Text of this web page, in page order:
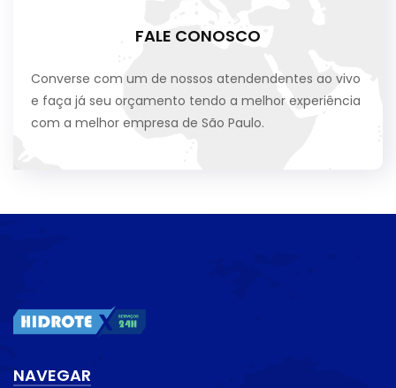
FALE CONOSCO
Converse com um de nossos atendendentes ao vivo
e faça já seu orçamento tendo a melhor experiência
com a melhor empresa de São Paulo.
NAVEGAR